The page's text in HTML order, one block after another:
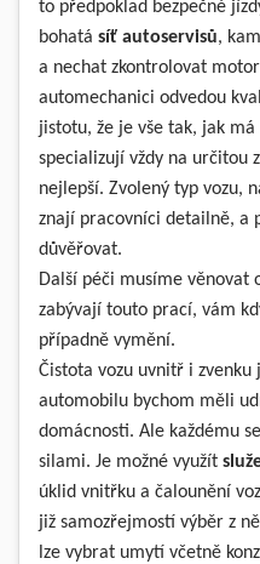
to předpoklad bezpečné
bohatá síť autoservisů,
a nechat zkontrolovat
automechanici odvedou
jistotu, že je vše tak, jak
specializují vždy na určitou
nejlepší. Zvolený typ vozu,
znají pracovníci detailně, a
důvěřovat.
Další péči musíme věnovat
zabývají touto prací, vám
případně vymění.
Čistota vozu uvnitř i
automobilu bychom měli
domácnosti. Ale každému
silami. Je možné využít
úklid vnitřku a čalounění
již samozřejmostí výběr z
lze vybrat umytí včetně